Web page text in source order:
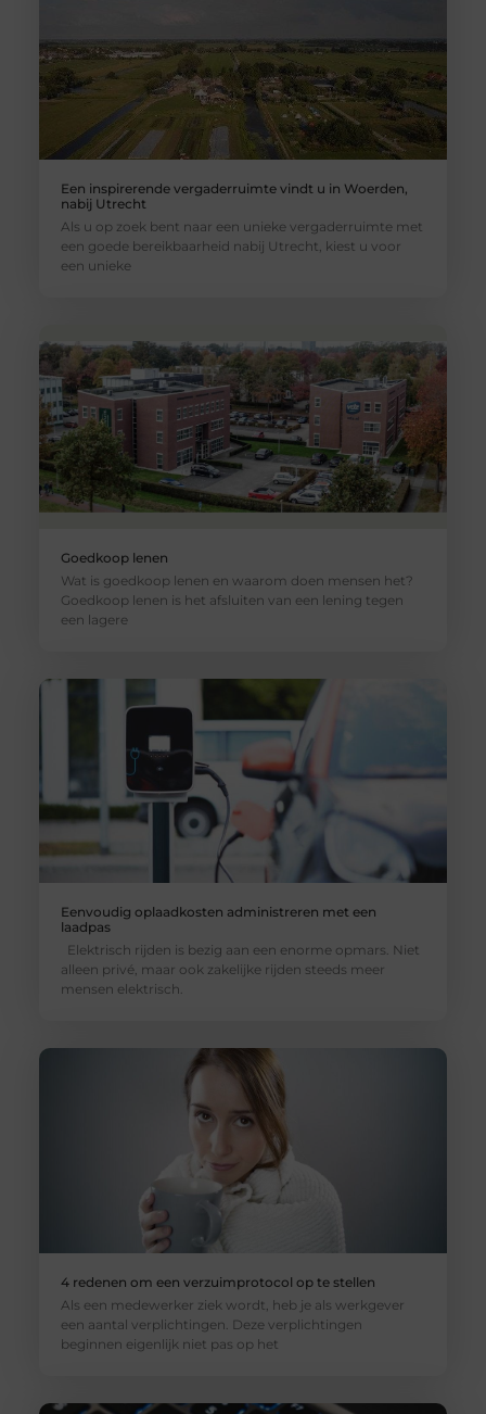
Een inspirerende vergaderruimte vindt u in Woerden,
nabij Utrecht
Als u op zoek bent naar een unieke vergaderruimte met
een goede bereikbaarheid nabij Utrecht, kiest u voor
een unieke
Goedkoop lenen
Wat is goedkoop lenen en waarom doen mensen het?
Goedkoop lenen is het afsluiten van een lening tegen
een lagere
Eenvoudig oplaadkosten administreren met een
laadpas
Elektrisch rijden is bezig aan een enorme opmars. Niet
alleen privé, maar ook zakelijke rijden steeds meer
mensen elektrisch.
4 redenen om een verzuimprotocol op te stellen
Als een medewerker ziek wordt, heb je als werkgever
een aantal verplichtingen. Deze verplichtingen
beginnen eigenlijk niet pas op het